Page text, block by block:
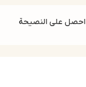
احصل على النصيحة